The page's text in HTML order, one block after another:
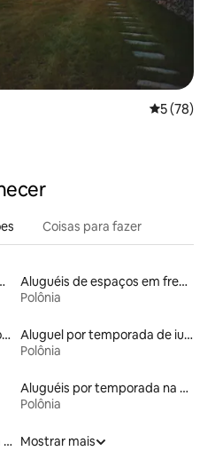
5 de uma
5 (78)
Coisas para fazer
de hidromassagem
Aluguéis de espaços em frente à praia
Polônia
Locações por temporada com piscina
Aluguel por temporada de iurtas
Polônia
Aluguéis por temporada na orla
Polônia
Aluguéis por temporada em resorts Mostrar mais